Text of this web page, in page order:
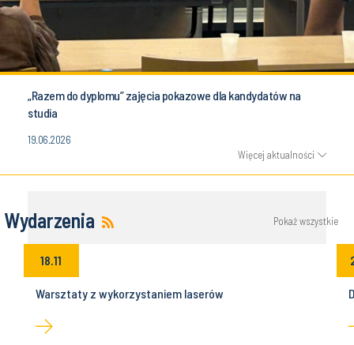
„Razem do dyplomu” zajęcia pokazowe dla kandydatów na
studia
19.06.2026
Więcej aktualności
Wydarzenia Pokaż wszystkie
18.11
Warsztaty z wykorzystaniem laserów